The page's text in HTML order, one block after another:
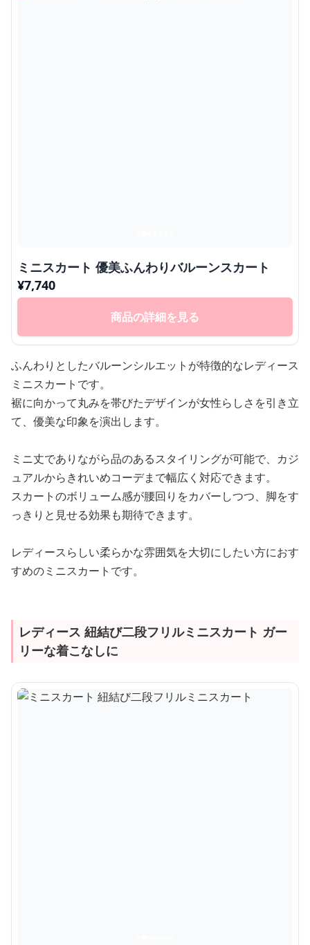
ミニスカート 優美ふんわりバルーンスカート
¥7,740
商品の詳細を見る
ふんわりとしたバルーンシルエットが特徴的なレディース
ミニスカートです。
裾に向かって丸みを帯びたデザインが女性らしさを引き立
て、優美な印象を演出します。
ミニ丈でありながら品のあるスタイリングが可能で、カジ
ュアルからきれいめコーデまで幅広く対応できます。
スカートのボリューム感が腰回りをカバーしつつ、脚をす
っきりと見せる効果も期待できます。
レディースらしい柔らかな雰囲気を大切にしたい方におす
すめのミニスカートです。
レディース 紐結び二段フリルミニスカート ガー
リーな着こなしに